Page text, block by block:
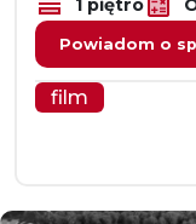
1 piętro
Powiadom o
film